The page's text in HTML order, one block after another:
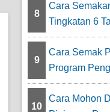
8
Cara
Tingkatan 6
9
Cara Semak
Program
10
Cara Mohon